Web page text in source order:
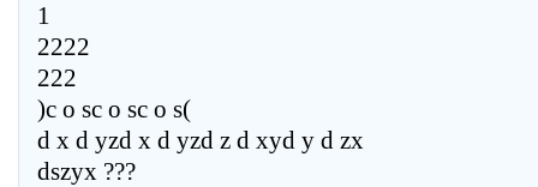
1
2222
222
)c o sc o sc o s(
d x d yzd x d yzd z d xyd y d zx
dszyx ???